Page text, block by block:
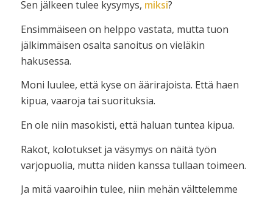
Sen jälkeen tulee kysymys, miksi?
Ensimmäiseen on helppo vastata, mutta tuon
jälkimmäisen osalta sanoitus on vieläkin
hakusessa.
Moni luulee, että kyse on äärirajoista. Että haen
kipua, vaaroja tai suorituksia.
En ole niin masokisti, että haluan tuntea kipua.
Rakot, kolotukset ja väsymys on näitä työn
varjopuolia, mutta niiden kanssa tullaan toimeen.
Ja mitä vaaroihin tulee, niin mehän välttelemme